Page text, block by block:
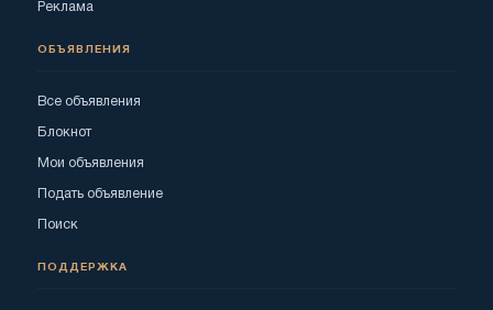
Реклама
ОБЪЯВЛЕНИЯ
Все объявления
Блокнот
Мои объявления
Подать объявление
Поиск
ПОДДЕРЖКА